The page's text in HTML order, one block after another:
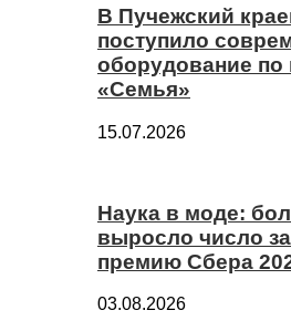
В Пучежский
поступило
оборудование по
«Семья»
15.07.2026
Наука в моде:
выросло число
премию Сбера
03.08.2026